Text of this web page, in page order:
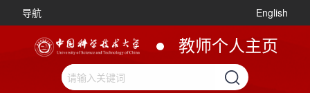
导航 English
教师个人主页